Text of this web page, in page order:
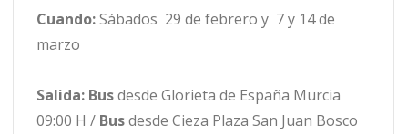
Cuando:Sábados 29 de febrero y 7 y 14 de
marzo
Salida: Busdesde Glorieta de España Murcia
09:00 H / Busdesde Cieza Plaza San Juan Bosco